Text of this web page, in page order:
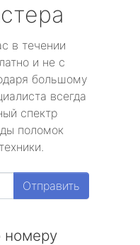
в течении
и не с
большому
всегда
спектр
поломок
Отправить
номеру